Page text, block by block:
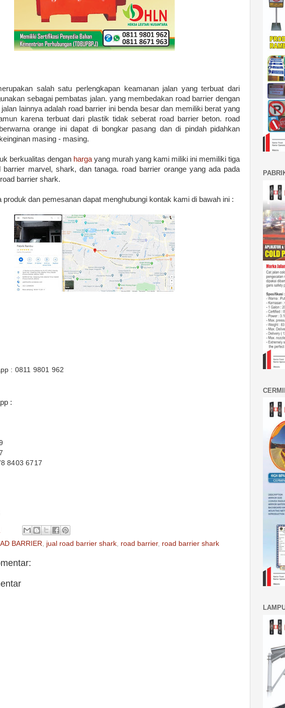
salah satu perlengkapan keamanan jalan yang terbuat dari
sebagai pembatas jalan. yang membedakan road barrier dengan
lainnya adalah road barrier ini benda besar dan memiliki berat yang
karena terbuat dari plastik tidak seberat road barrier beton. road
orange ini dapat di bongkar pasang dan di pindah pidahkan
masing - masing.
berkualitas dengan harga yang murah yang kami miliki ini memiliki tiga
barrier marvel, shark, dan tanaga. road barrier orange yang ada pada
barrier shark.
produk dan pemesanan dapat menghubungi kontak kami di bawah ini :
: 0811 9801 962
:
8403 6717
BARRIER jual road barrier shark road barrier, road barrier shark